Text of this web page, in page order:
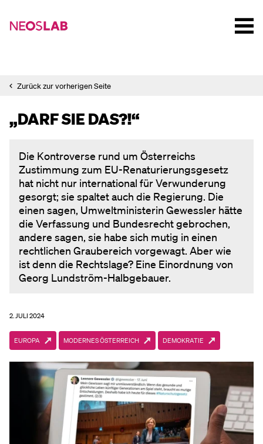
Zurück zur vorherigen Seite
„DARF SIE DAS?!“
Die Kontroverse rund um Österreichs
Zustimmung zum EU-Renaturierungsgesetz
hat nicht nur international für Verwunderung
gesorgt; sie spaltet auch die Regierung. Die
einen sagen, Umweltministerin Gewessler hätte
die Verfassung und Bundesrecht gebrochen,
andere sagen, sie habe sich mutig in einen
rechtlichen Graubereich vorgewagt. Aber wie
ist denn die Rechtslage? Eine Einordnung von
Georg Lundström-Halbgebauer.
2. JULI 2024
EUROPA MODERNES ÖSTERREICH DEMOKRATIE